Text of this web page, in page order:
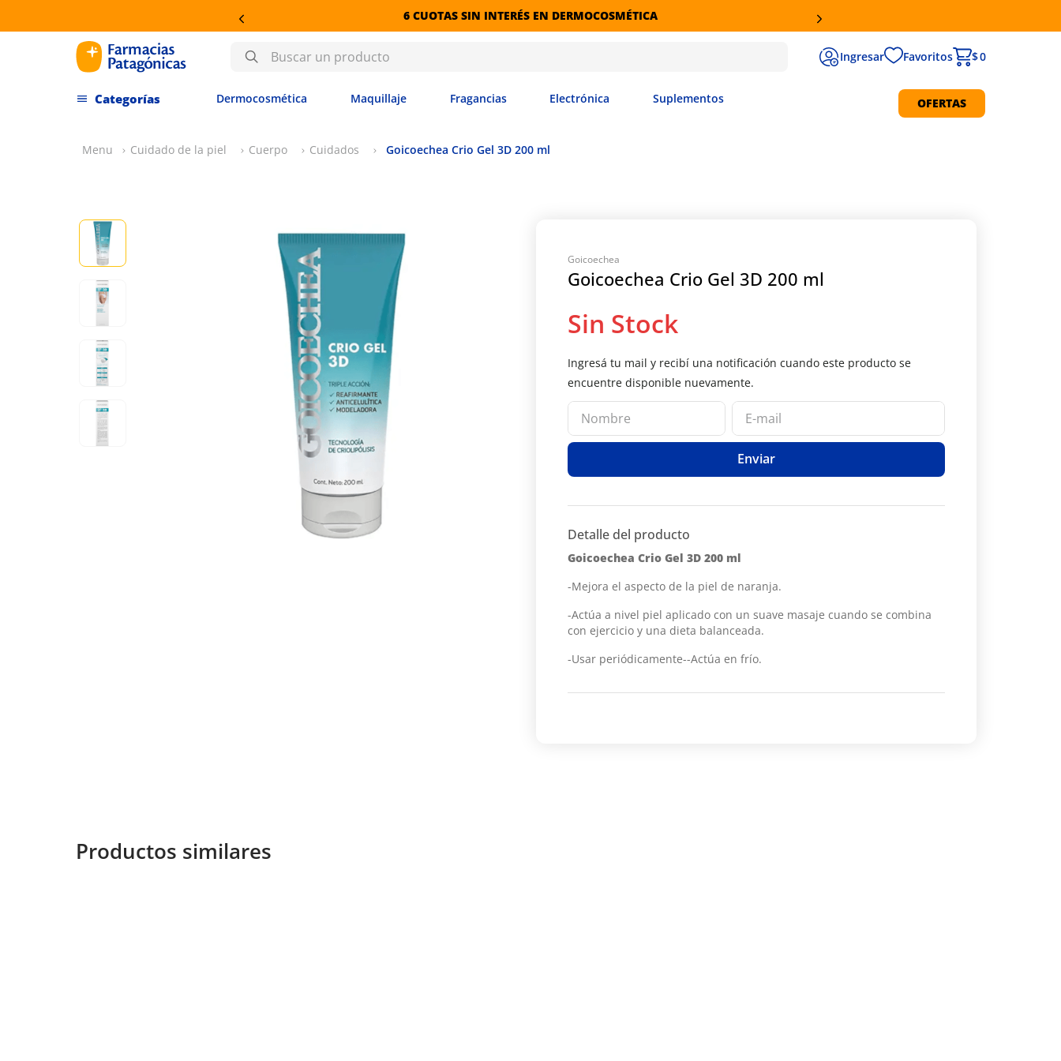
6 CUOTAS SIN INTERÉS EN DERMOCOSMÉTICA
Buscar un producto Favoritos $ 0
Dermocosmética Maquillaje Fragancias Electrónica Suplementos OFERTAS
Cuidado de la piel Cuerpo Cuidados Goicoechea Crio Gel 3D 200 ml
Goicoechea
Goicoechea Crio Gel 3D 200 ml
Enviar
Detalle del producto
Goicoechea Crio Gel 3D 200 ml
-Mejora el aspecto de la piel de naranja.
-Actúa a nivel piel aplicado con un suave masaje cuando se combina
con ejercicio y una dieta balanceada.
-Usar periódicamente--Actúa en frío.
Productos similares